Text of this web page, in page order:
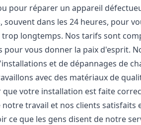
pour réparer un appareil
souvent dans les 24 heures, pour
trop longtemps. Nos tarifs sont
pour vous donner la paix d'esprit.
et de dépannages de
avec des matériaux de
que votre installation est faite
travail et nos clients satisfaits
ce que les gens disent de notre